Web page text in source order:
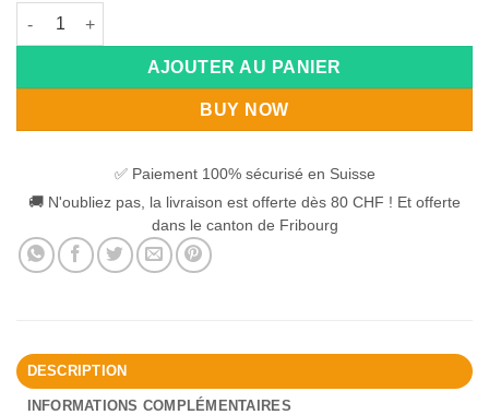
AJOUTER AU PANIER
BUY NOW
✅ Paiement 100% sécurisé en Suisse
🚚 N'oubliez pas, la livraison est offerte dès 80 CHF ! Et offerte
dans le canton de Fribourg
DESCRIPTION
INFORMATIONS COMPLÉMENTAIRES